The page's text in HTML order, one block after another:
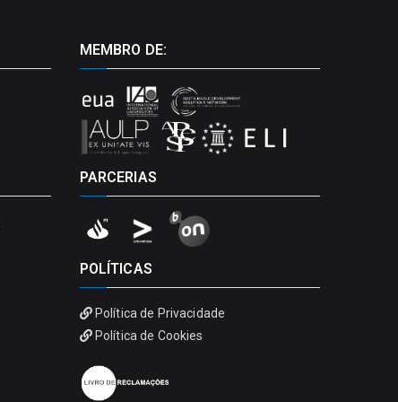
MEMBRO DE:
PARCERIAS
POLÍTICAS
Política de Privacidade
Política de Cookies